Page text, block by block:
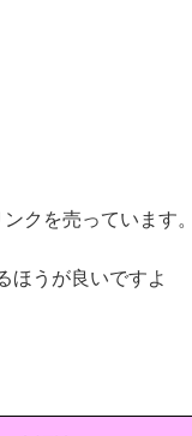
ンクを売っています
ほうが良いですよ